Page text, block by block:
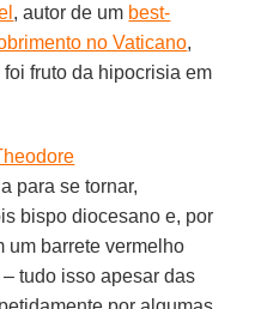
, autor de um best-
no Vaticano,
foi fruto da hipocrisia em
para se tornar,
bispo diocesano e, por
um barrete vermelho
tudo isso apesar das